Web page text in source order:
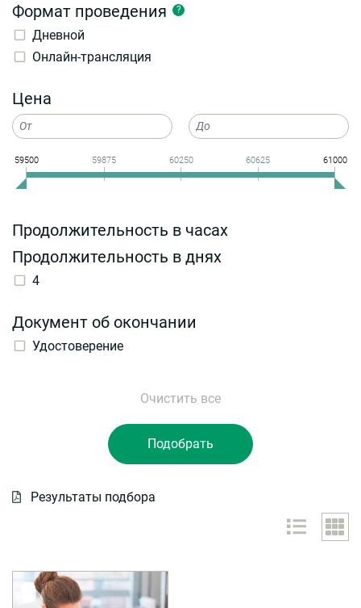
Формат проведения ?
Дневной
Онлайн-трансляция
Цена
59500 59875 60250 60625 61000
Продолжительность в часах
Продолжительность в днях
4
Документ об окончании
Удостоверение
Результаты подбора